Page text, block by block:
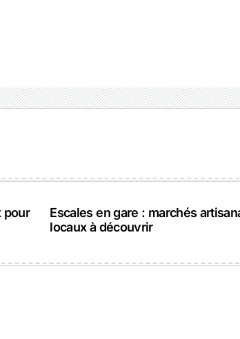
pour
Escales en gare : marchés
locaux à découvrir